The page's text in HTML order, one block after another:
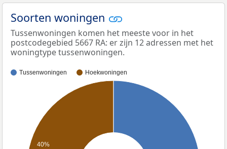
Soorten woningen
Tussenwoningen komen het meeste voor in het
postcodegebied 5667 RA: er zijn 12 adressen met het
woningtype tussenwoningen.
Tussenwoningen Hoekwoningen
40%